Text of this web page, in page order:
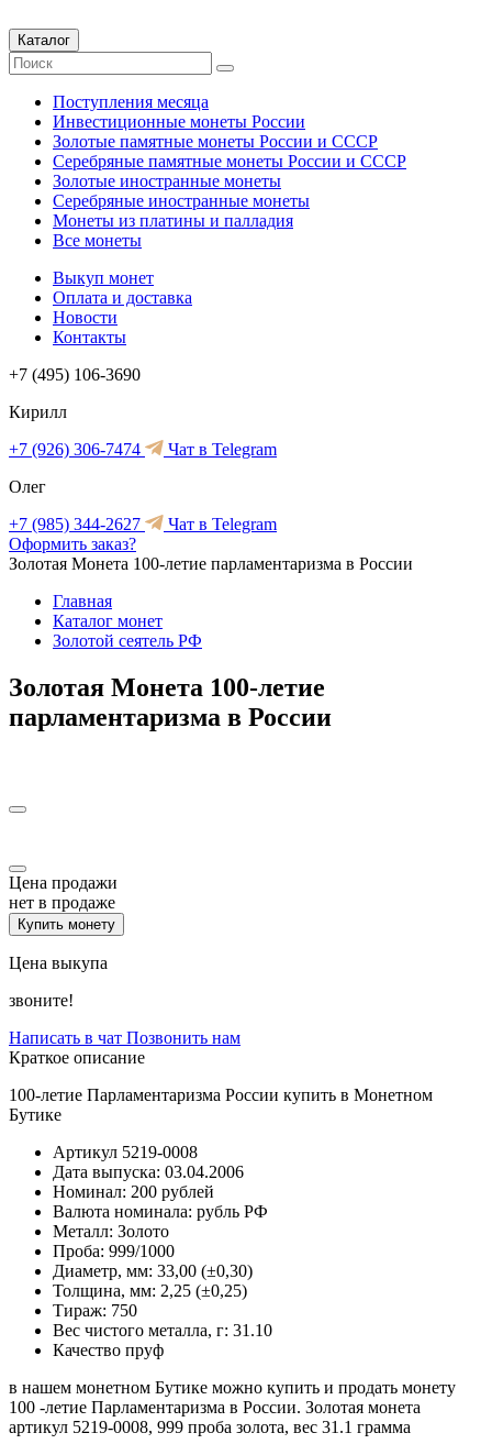
Каталог
Поступления месяца
Инвестиционные монеты России
Золотые памятные монеты России и СССР
Серебряные памятные монеты России и СССР
Золотые иностранные монеты
Серебряные иностранные монеты
Монеты из платины и палладия
Все монеты
Выкуп монет
Оплата и доставка
Новости
Контакты
+7 (495) 106-3690
Кирилл
+7 (926) 306-7474
Чат в Telegram
Олег
+7 (985) 344-2627
Чат в Telegram
Оформить заказ?
Золотая Монета 100-летие парламентаризма в России
Главная
Каталог монет
Золотой сеятель РФ
Золотая Монета 100-летие
парламентаризма в России
Цена продажи
нет в продаже
Купить монету
Цена выкупа
звоните!
Написать в чат Позвонить нам
Краткое описание
100-летие Парламентаризма России купить в Монетном
Бутике
Артикул 5219-0008
Дата выпуска: 03.04.2006
Номинал: 200 рублей
Валюта номинала: рубль РФ
Металл: Золото
Проба: 999/1000
Диаметр, мм: 33,00 (±0,30)
Толщина, мм: 2,25 (±0,25)
Тираж: 750
Вес чистого металла, г: 31.10
Качество пруф
в нашем монетном Бутике можно купить и продать монету
100 -летие Парламентаризма в России. Золотая монета
артикул 5219-0008, 999 проба золота, вес 31.1 грамма